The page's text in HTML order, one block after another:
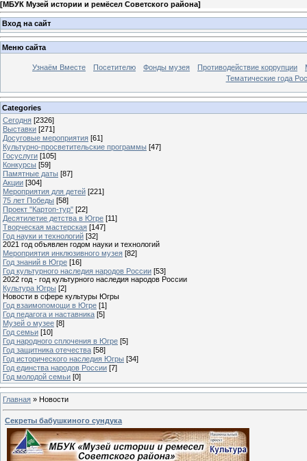
[МБУК Музей истории и ремёсел Советского района]
Вход на сайт
Меню сайта
Узнаём Вместе Посетителю Фонды музея Противодействие коррупции
Тематические года
Categories
Сегодня [2326]
Выставки [271]
Досуговые мероприятия [61]
Культурно-просветительские программы [47]
Госуслуги [105]
Конкурсы [59]
Памятные даты [87]
Акции [304]
Мероприятия для детей [221]
75 лет Победы [58]
Проект "Картоп-тур" [22]
Десятилетие детства в Югре [11]
Творческая мастерская [147]
Год науки и технологий [32]
2021 год объявлен годом науки и технологий
Мероприятия инклюзивного музея [82]
Год знаний в Югре [16]
Год культурного наследия народов России [53]
2022 год - год культурного наследия народов России
Культура Югры [2]
Новости в сфере культуры Югры
Год взаимопомощи в Югре [1]
Год педагога и наставника [5]
Музей о музее [8]
Год семьи [10]
Год народного сплочения в Югре [5]
Год защитника отечества [58]
Год исторического наследия Югры [34]
Год единства народов России [7]
Год молодой семьи [0]
Главная » Новости
Секреты бабушкиного сундука